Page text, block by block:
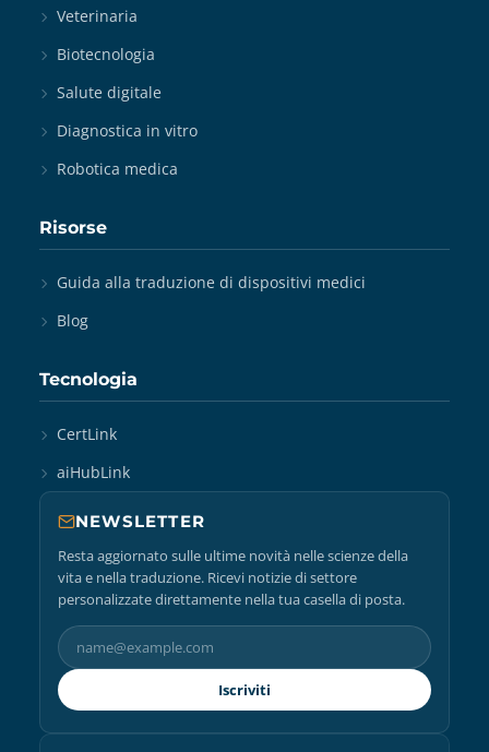
Veterinaria
Biotecnologia
Salute digitale
Diagnostica in vitro
Robotica medica
Risorse
Guida alla traduzione di dispositivi medici
Blog
Tecnologia
CertLink
aiHubLink
NEWSLETTER
Resta aggiornato sulle ultime novità nelle scienze della
vita e nella traduzione. Ricevi notizie di settore
personalizzate direttamente nella tua casella di posta.
Iscriviti